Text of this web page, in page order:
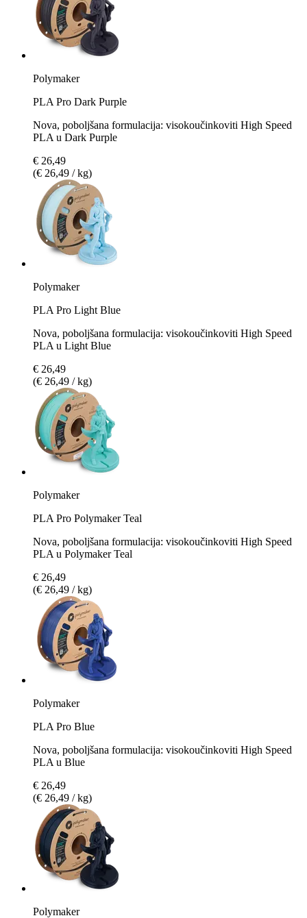
Polymaker
PLA Pro Dark Purple
Nova, poboljšana formulacija: visokoučinkoviti High Speed
PLA u Dark Purple
€ 26,49
(€ 26,49 / kg)
Polymaker
PLA Pro Light Blue
Nova, poboljšana formulacija: visokoučinkoviti High Speed
PLA u Light Blue
€ 26,49
(€ 26,49 / kg)
Polymaker
PLA Pro Polymaker Teal
Nova, poboljšana formulacija: visokoučinkoviti High Speed
PLA u Polymaker Teal
€ 26,49
(€ 26,49 / kg)
Polymaker
PLA Pro Blue
Nova, poboljšana formulacija: visokoučinkoviti High Speed
PLA u Blue
€ 26,49
(€ 26,49 / kg)
Polymaker